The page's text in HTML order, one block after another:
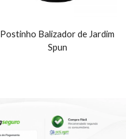
Postinho Balizador de Jardim
Spun